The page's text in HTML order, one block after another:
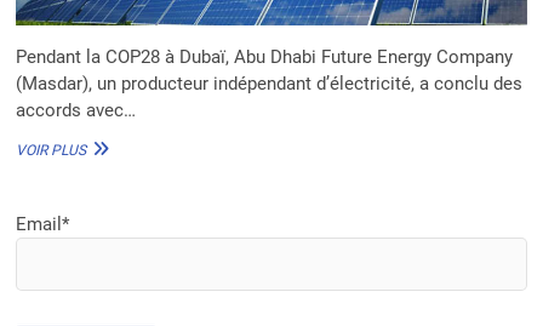
Pendant la COP28 à Dubaï, Abu Dhabi Future Energy Company
(Masdar), un producteur indépendant d’électricité, a conclu des
accords avec…
VOIR PLUSMASDAR
Email*